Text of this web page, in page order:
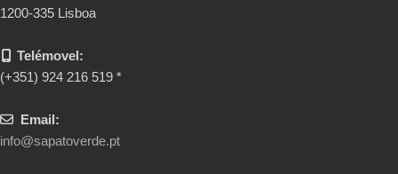
1200-335 Lisboa
Telémovel:
(+351) 924 216 519 *
Email:
info@sapatoverde.pt